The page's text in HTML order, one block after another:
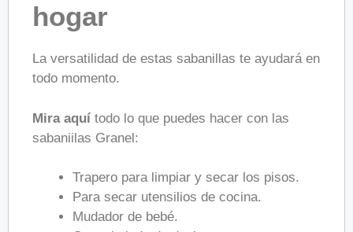
hogar
La versatilidad de estas sabanillas te ayudará en
todo momento.
Mira aquí todo lo que puedes hacer con las
sabaniilas Granel:
Trapero para limpiar y secar los pisos.
Para secar utensilios de cocina.
Mudador de bebé.